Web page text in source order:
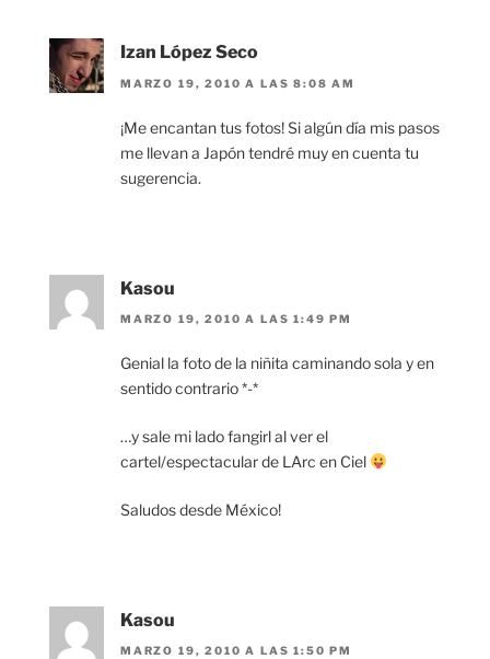
Izan López Seco
MARZO 19, 2010 A LAS 8:08 AM
¡Me encantan tus fotos! Si algún día mis pasos
me llevan a Japón tendré muy en cuenta tu
sugerencia.
Kasou
MARZO 19, 2010 A LAS 1:49 PM
Genial la foto de la niñita caminando sola y en
sentido contrario *-*
…y sale mi lado fangirl al ver el
cartel/espectacular de LArc en Ciel
Saludos desde México!
Kasou
MARZO 19, 2010 A LAS 1:50 PM